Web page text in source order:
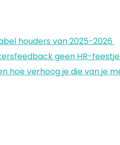
houders van 2025-2026
geen HR-
hoe verhoog je die van je